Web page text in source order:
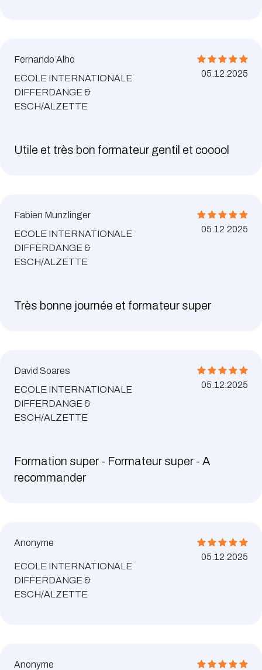
Fernando Alho
ECOLE INTERNATIONALE
DIFFERDANGE &
ESCH/ALZETTE
05.12.2025
Utile et très bon formateur gentil et cooool
Fabien Munzlinger
ECOLE INTERNATIONALE
DIFFERDANGE &
ESCH/ALZETTE
05.12.2025
Très bonne journée et formateur super
David Soares
ECOLE INTERNATIONALE
DIFFERDANGE &
ESCH/ALZETTE
05.12.2025
Formation super - Formateur super - A
recommander
Anonyme
ECOLE INTERNATIONALE
DIFFERDANGE &
ESCH/ALZETTE
05.12.2025
Anonyme